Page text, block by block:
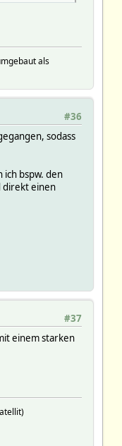
als
#36
sodass
bspw. den
direkt einen
#37
einem starken